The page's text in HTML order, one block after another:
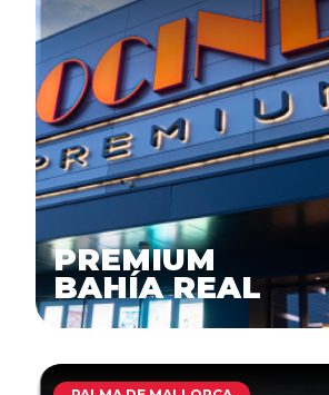
PREMIUM
BAHÍA REAL